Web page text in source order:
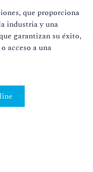
que proporciona
industria y una
garantizan su éxito,
acceso a una